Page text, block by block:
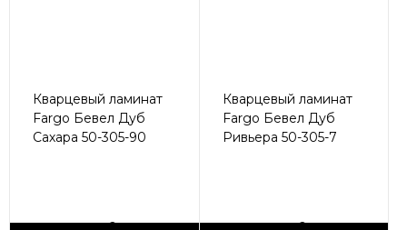
Кварцевый ламинат
Fargo Бевел Дуб
Сахара 50-305-90
2
Кварцевый ламинат
Fargo Бевел Дуб
Ривьера 50-305-7
2